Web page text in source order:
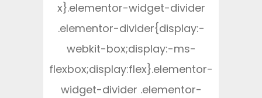
x}.elementor-widget-divider
.elementor-divider{display:-
webkit-box;display:-ms-
flexbox;display:flex}.elementor-
widget-divider .elementor-